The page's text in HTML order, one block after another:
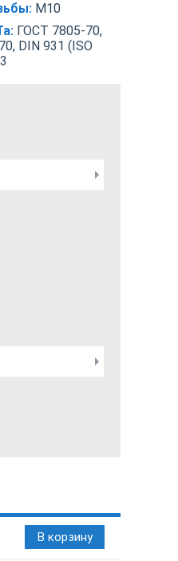
М10
ГОСТ 7805-70,
DIN 931 (ISO
В корзину